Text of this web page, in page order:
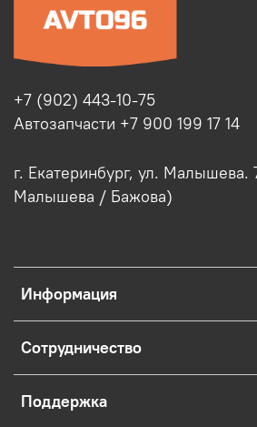
Информация
Сотрудничество
Поддержка
+7 (902) 443-10-75
Автозапчасти +7 900 199 17 14
г. Екатеринбург, ул. Малышева.
Малышева / Бажова)